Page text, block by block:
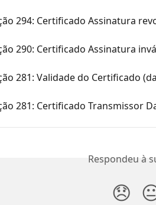
294: Certificado Assinatura
290: Certificado Assinatura
281: Validade do Certificado
281: Certificado Transmissor
Respondeu à
😞